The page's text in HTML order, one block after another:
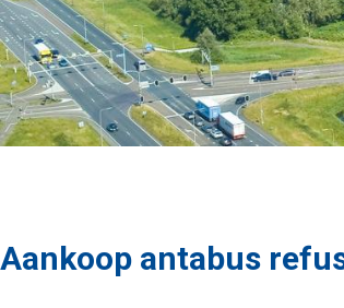
Aankoop antabus